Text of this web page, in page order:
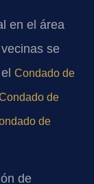
en el área
se
Condado de
de
de
de